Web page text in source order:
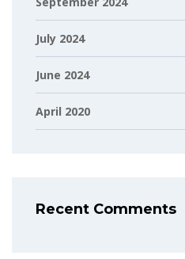
July 2024
June 2024
April 2020
Recent Comments